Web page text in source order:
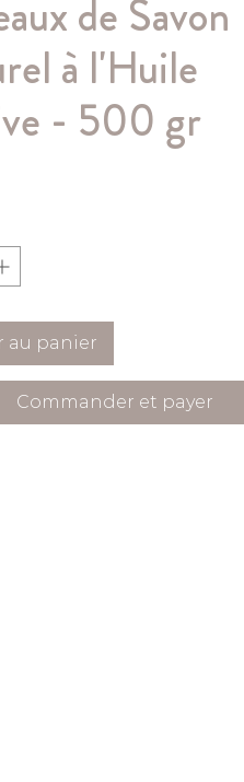
de Savon
à l'Huile
- 500 gr
au panier
Commander et payer